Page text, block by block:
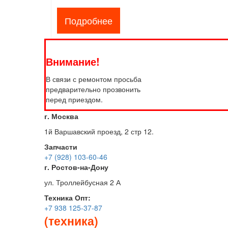
Подробнее
Внимание!
В связи с ремонтом просьба
предварительно прозвонить
перед приездом.
г. Москва
1й Варшавский проезд, 2 стр 12.
Запчасти
+7 (928) 103-60-46
г. Ростов-на-Дону
ул. Троллейбусная 2 А
Техника Опт:
+7 938 125-37-87
(техника)